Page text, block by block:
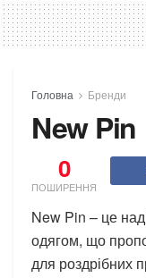
Головна Бренди
New Pin
0
ПОШИРЕННЯ
New Pin – це
одягом, що
для роздрібних